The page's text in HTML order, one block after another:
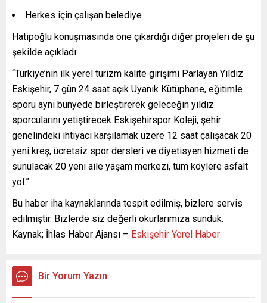
Herkes için çalışan belediye
Hatipoğlu konuşmasında öne çıkardığı diğer projeleri de şu
şekilde açıkladı:
“Türkiye’nin ilk yerel turizm kalite girişimi Parlayan Yıldız
Eskişehir, 7 gün 24 saat açık Uyanık Kütüphane, eğitimle
sporu aynı bünyede birleştirerek geleceğin yıldız
sporcularını yetiştirecek Eskişehirspor Koleji, şehir
genelindeki ihtiyacı karşılamak üzere 12 saat çalışacak 20
yeni kreş, ücretsiz spor dersleri ve diyetisyen hizmeti de
sunulacak 20 yeni aile yaşam merkezi, tüm köylere asfalt
yol.”
Bu haber iha kaynaklarında tespit edilmiş, bizlere servis
edilmiştir. Bizlerde siz değerli okurlarımıza sunduk.
Kaynak; İhlas Haber Ajansı – Eskişehir Yerel Haber
Bir Yorum Yazın